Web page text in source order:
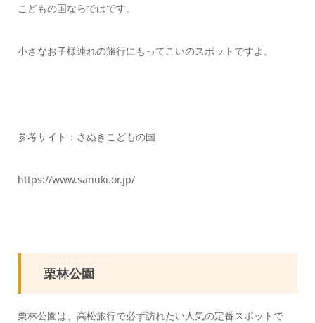
こどもの国ならではです。
小さなお子様連れの旅行にもってこいのスポットですよ。
参考サイト：さぬきこどもの国
https://www.sanuki.or.jp/
栗林公園
栗林公園は、高松旅行で必ず訪れたい人気の定番スポットで